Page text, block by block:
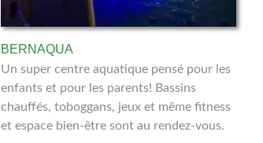
BERNAQUA
Un super centre aquatique pensé pour les
enfants et pour les parents! Bassins
chauffés, toboggans, jeux et même fitness
et espace bien-être sont au rendez-vous.